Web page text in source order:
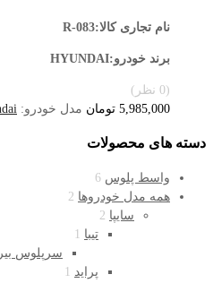
نام تجاری کالا:R-083
برند خودرو:HYUNDAI
(0 نظر)
5,985,000 تومان مدل خودرو:
دسته های محصولات
واسط پلوس 6
همه مدل خودروها 2
سایپا 2
تیبا 1
سرپلوس
پراید 1